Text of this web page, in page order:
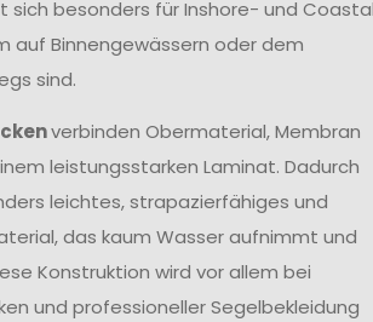
sich besonders für Inshore- und
auf Binnengewässern oder dem
sind.
verbinden Obermaterial, Membran
leistungsstarken Laminat. Dadurch
leichtes, strapazierfähiges und
das kaum Wasser aufnimmt und
Konstruktion wird vor allem bei
und professioneller Segelbekleidung